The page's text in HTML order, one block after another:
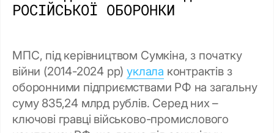
РОСІЙСЬКОЇ ОБОРОНКИ
МПС, під керівництвом Сумкіна, з початку
війни (2014-2024 рр)уклала контрактів з
оборонними підприємствами РФ на загальну
суму 835,24 млрд рублів. Серед них –
ключові гравці військово-промислового